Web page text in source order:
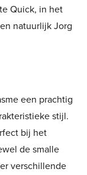
Quick, in het
natuurlijk Jorg
een prachtig
stijl.
bij het
de smalle
verschillende